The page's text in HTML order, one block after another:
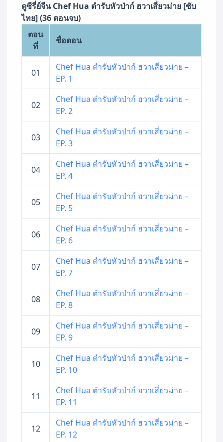
ดูซีรี่ย์จีน Chef Hua ตำรับหัวป่าก์ ฮวาเสี่ยวม่าย [ซับ
ไทย] (36 ตอนจบ)
ตอน
ที่
ชื่อตอน
01
Chef Hua ตำรับหัวป่าก์ ฮวาเสี่ยวม่าย –
EP. 1
02
Chef Hua ตำรับหัวป่าก์ ฮวาเสี่ยวม่าย –
EP. 2
03
Chef Hua ตำรับหัวป่าก์ ฮวาเสี่ยวม่าย –
EP. 3
04
Chef Hua ตำรับหัวป่าก์ ฮวาเสี่ยวม่าย –
EP. 4
05
Chef Hua ตำรับหัวป่าก์ ฮวาเสี่ยวม่าย –
EP. 5
06
Chef Hua ตำรับหัวป่าก์ ฮวาเสี่ยวม่าย –
EP. 6
07
Chef Hua ตำรับหัวป่าก์ ฮวาเสี่ยวม่าย –
EP. 7
08
Chef Hua ตำรับหัวป่าก์ ฮวาเสี่ยวม่าย –
EP. 8
09
Chef Hua ตำรับหัวป่าก์ ฮวาเสี่ยวม่าย –
EP. 9
10
Chef Hua ตำรับหัวป่าก์ ฮวาเสี่ยวม่าย –
EP. 10
11
Chef Hua ตำรับหัวป่าก์ ฮวาเสี่ยวม่าย –
EP. 11
12
Chef Hua ตำรับหัวป่าก์ ฮวาเสี่ยวม่าย –
EP. 12